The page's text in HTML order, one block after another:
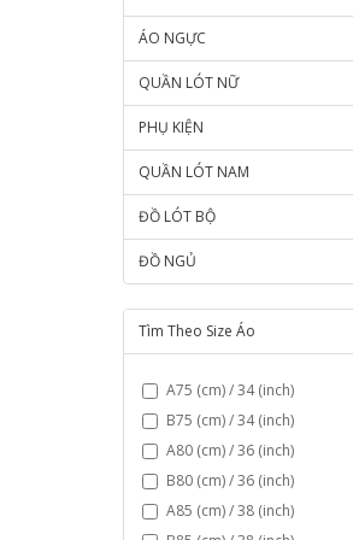
ÁO NGỰC
QUẦN LÓT NỮ
PHỤ KIỆN
QUẦN LÓT NAM
ĐỒ LÓT BỘ
ĐỒ NGỦ
Tìm Theo Size Áo
A75 (cm) / 34 (inch)
B75 (cm) / 34 (inch)
A80 (cm) / 36 (inch)
B80 (cm) / 36 (inch)
A85 (cm) / 38 (inch)